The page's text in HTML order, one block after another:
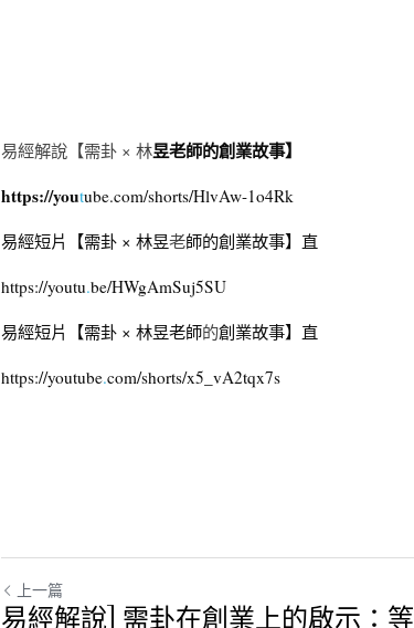
易經解說【需卦 × 林昱老師的創業故事】
https://youtube.com/shorts/HlvAw-1o4Rk
易經短片【需卦 × 林昱老師的創業故事】直
https://youtu.be/HWgAmSuj5SU
易經短片【需卦 × 林昱老師的創業故事】直
https://youtube.com/shorts/x5_vA2tqx7s
上一篇
易經解說] 需卦在創業上的啟示：等